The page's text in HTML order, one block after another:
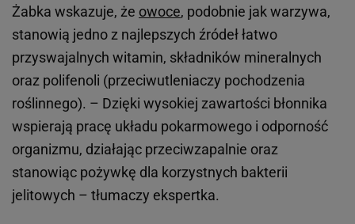
Żabka wskazuje, że owoce, podobnie jak warzywa,
stanowią jedno z najlepszych źródeł łatwo
przyswajalnych witamin, składników mineralnych
oraz polifenoli (przeciwutleniaczy pochodzenia
roślinnego). – Dzięki wysokiej zawartości błonnika
wspierają pracę układu pokarmowego i odporność
organizmu, działając przeciwzapalnie oraz
stanowiąc pożywkę dla korzystnych bakterii
jelitowych – tłumaczy ekspertka.